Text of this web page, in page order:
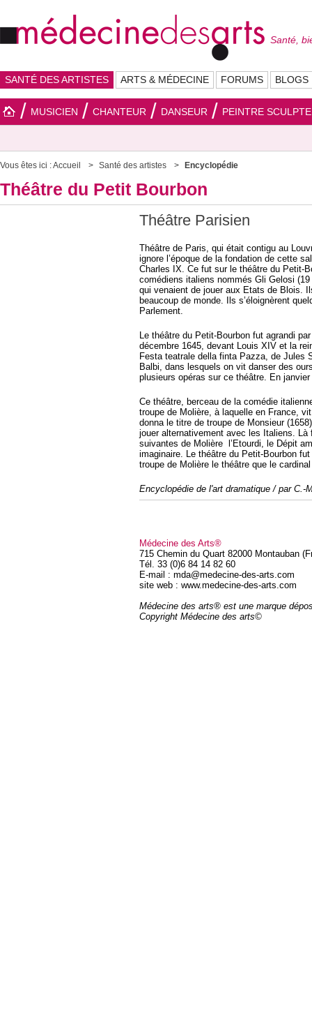
Santé,
SANTÉ DES ARTISTES ARTS & MÉDECINE FORUMS BLOGS
MUSICIEN CHANTEUR DANSEUR PEINTRE
Vous êtes ici :Accueil Santé des artistes Encyclopédie
Théâtre du Petit Bourbon
Théâtre Parisien
Théâtre de Paris, qui était contigu au
ignore l’époque de la fondation de cette
Charles IX. Ce fut sur le théâtre du Petit-
comédiens italiens nommés Gli Gelosi
qui venaient de jouer aux Etats de Blois.
beaucoup de monde. Ils s’éloignèrent
Parlement.
Le théâtre du Petit-Bourbon fut agrandi
décembre 1645, devant Louis XIV et la
Festa teatrale della finta Pazza, de
Balbi, dans lesquels on vit danser des
plusieurs opéras sur ce théâtre. En
Ce théâtre, berceau de la comédie
troupe de Molière, à laquelle en France,
donna le titre de troupe de Monsieur
jouer alternativement avec les Italiens.
suivantes de Molière l’Etourdi, le Dépit
imaginaire. Le théâtre du Petit-Bourbon
troupe de Molière le théâtre que le
Encyclopédie de l'art dramatique / par C.-
Médecine des Arts®
715 Chemin du Quart 82000 Montauban
Tél. 33 (0)6 84 14 82 60
E-mail : mda@medecine-des-arts.com
site web : www.medecine-des-arts.com
Médecine des arts® est une marque
Copyright Médecine des arts©